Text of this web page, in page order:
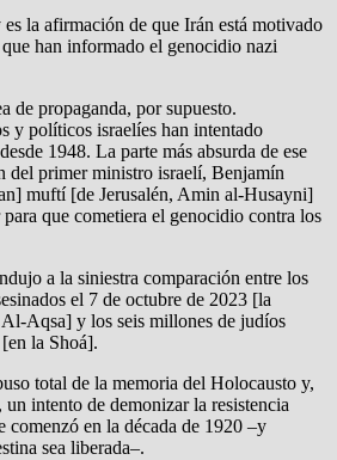
la afirmación de que Irán está motivado
han informado el genocidio nazi
de propaganda, por supuesto.
y políticos israelíes han intentado
1948. La parte más absurda de ese
del primer ministro israelí, Benjamín
muftí [de Jerusalén, Amin al-Husayni]
que cometiera el genocidio contra los
a la siniestra comparación entre los
el 7 de octubre de 2023 [la
Aqsa] y los seis millones de judíos
la Shoá].
total de la memoria del Holocausto y,
un intento de demonizar la resistencia
comenzó en la década de 1920 –y
sea liberada–.